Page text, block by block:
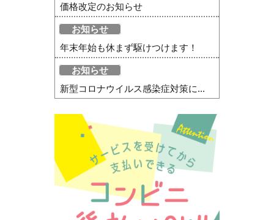
価格改定のお知らせ
お知らせ
年末年始も休まず駆けつけます！
お知らせ
新型コロナウイルス感染症対策に...